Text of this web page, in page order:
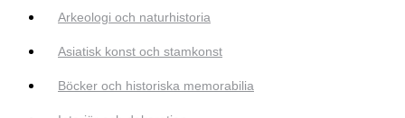
Arkeologi och naturhistoria
Asiatisk konst och stamkonst
Böcker och historiska memorabilia